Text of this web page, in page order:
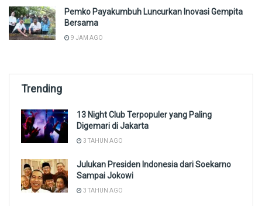
Pemko Payakumbuh Luncurkan Inovasi Gempita
Bersama
9 JAM AGO
Trending
13 Night Club Terpopuler yang Paling
Digemari di Jakarta
3 TAHUN AGO
Julukan Presiden Indonesia dari Soekarno
Sampai Jokowi
3 TAHUN AGO